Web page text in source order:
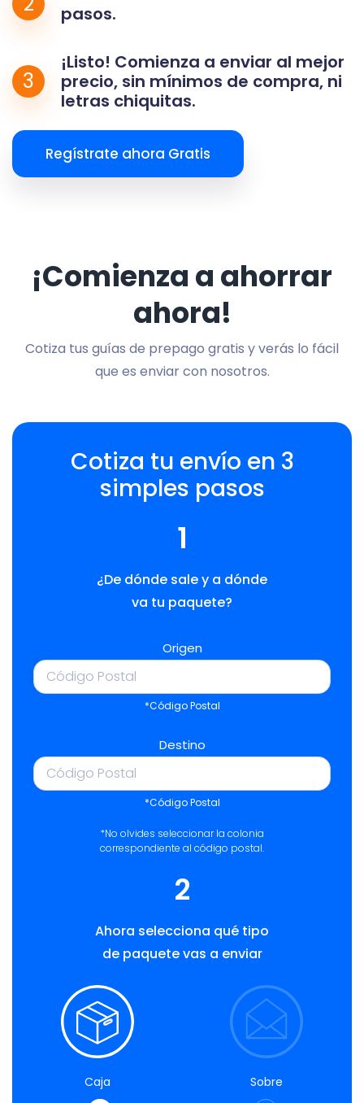
pasos.
3
¡Listo! Comienza a enviar al mejor
precio, sin mínimos de compra, ni
letras chiquitas.
Regístrate ahora Gratis
¡Comienza a ahorrar
ahora!
Cotiza tus guías de prepago gratis y verás lo fácil
que es enviar con nosotros.
Cotiza tu envío en 3
simples pasos
1
¿De dónde sale y a dónde
va tu paquete?
Origen
*Código Postal
Destino
*Código Postal
*No olvides seleccionar la colonia
correspondiente al código postal.
2
Ahora selecciona qué tipo
de paquete vas a enviar
Caja Sobre